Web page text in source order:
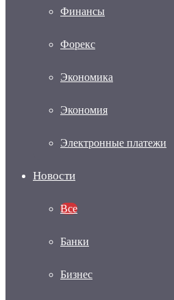
Финансы
Форекс
Экономика
Экономия
Электронные платежи
Новости
Все
Банки
Бизнес